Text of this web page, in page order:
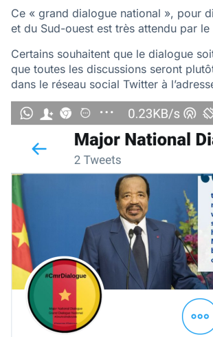
Ce « grand dialogue national », pour
et du Sud-ouest est très attendu par le
Certains souhaitent que le dialogue
que toutes les discussions seront
dans le réseau social Twitter à